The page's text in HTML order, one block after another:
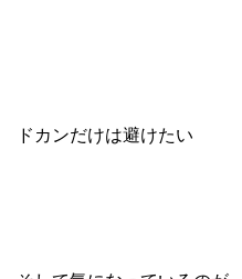
ドカンだけは避けたい